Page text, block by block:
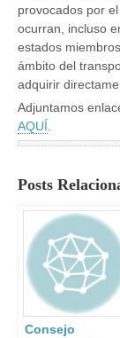
provocados por
ocurran, incluso
estados
ámbito del
adquirir
Adjuntamos
AQUÍ
Posts
Consejo